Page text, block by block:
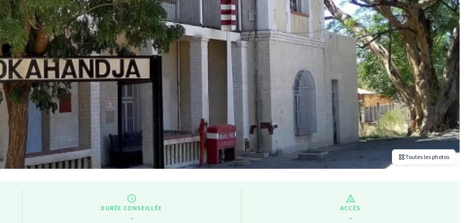
Toutes les photos
DURÉE CONSEILLÉE
-
ACCÈS
-